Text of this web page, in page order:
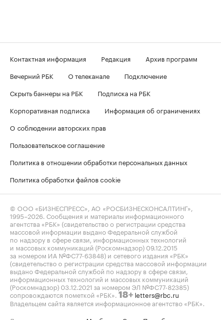
Контактная информация Редакция
Архив программ
Вечерний РБК
О телеканале
Подключение
Скрыть баннеры на РБК
Подписка на РБК
Корпоративная подписка
Информация об ограничениях
О соблюдении авторских прав
Пользовательское соглашение
Политика в отношении обработки персональных данных
Политика обработки файлов cookie
© ООО «БИЗНЕСПРЕСС», АО «РОСБИЗНЕСКОНСАЛТИНГ»,
1995–2026. Сообщения и материалы информационного
агентства «РБК» (свидетельство о регистрации средства
массовой информации выдано Федеральной службой
по надзору в сфере связи, информационных технологий
и массовых коммуникаций (Роскомнадзор) 09.12.2015
за номером ИА №ФС77-63848) и сетевого издания «РБК»
(свидетельство о регистрации средства массовой информации
выдано Федеральной службой по надзору в сфере связи,
информационных технологий и массовых коммуникаций
(Роскомнадзор) 03.12.2021 за номером ЭЛ №ФС77-82385)
сопровождаются пометкой «РБК». 18+ letters@rbc.ru
Владельцем сайта является информационное агентство «РБК».